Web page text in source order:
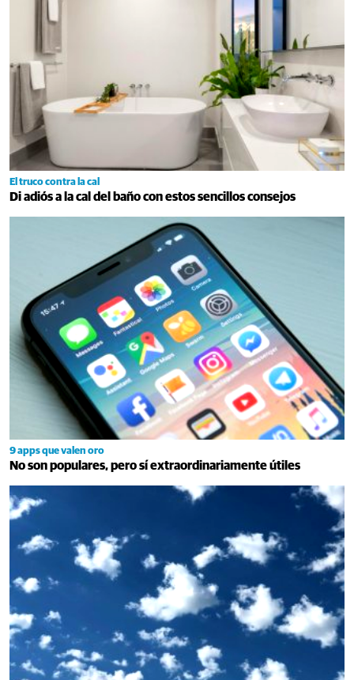
El truco contra la cal
Di adiós a la cal del baño con estos sencillos consejos
9 apps que valen oro
No son populares, pero sí extraordinariamente útiles